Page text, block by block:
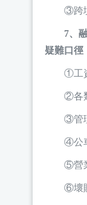
③跨境
7、
疑難口徑
①工資
②各類
③管理
④公車
⑤營業
⑥壞賬